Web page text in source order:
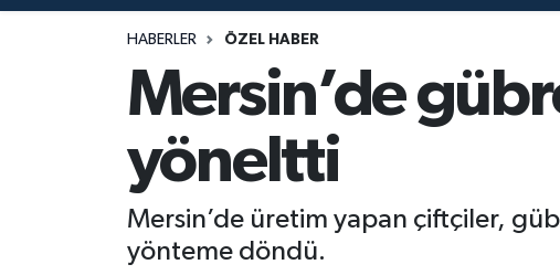
HABERLER ÖZEL HABER
Mersin’de
yöneltti
Mersin’de üretim yapan çiftçiler,
yönteme döndü.
Magazin
Mersin Tarihi
Özel Haber
Politika